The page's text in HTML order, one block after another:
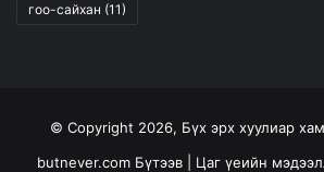
гоо-сайхан (11)
© Copyright 2026, Бүх эрх хуулиар
butnever.com Бүтээв | Цаг үеийн